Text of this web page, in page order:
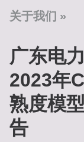
关于我们
广东电
2023年
熟度模
告